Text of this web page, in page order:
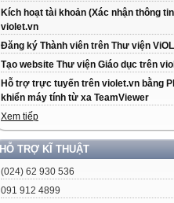
Kích hoạt tài khoản (Xác nhận thông
violet.vn
Đăng ký Thành viên trên Thư viện
Tạo website Thư viện Giáo dục trên
Hỗ trợ trực tuyến trên violet.vn bằng
khiển máy tính từ xa TeamViewer
Xem tiếp
HỖ TRỢ KĨ THUẬT
(024) 62 930 536
091 912 4899